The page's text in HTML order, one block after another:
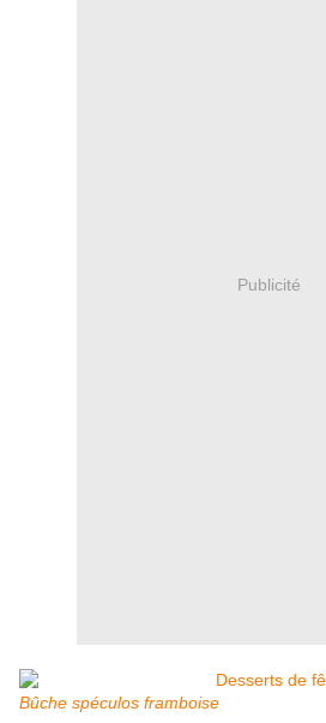
Publicité
Bûche spéculos framboise